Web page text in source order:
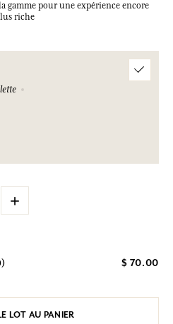
gamme pour une expérience encore
riche
+
$ 70.00
LOT AU PANIER